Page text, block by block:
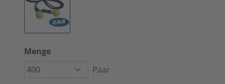
Menge
Paar